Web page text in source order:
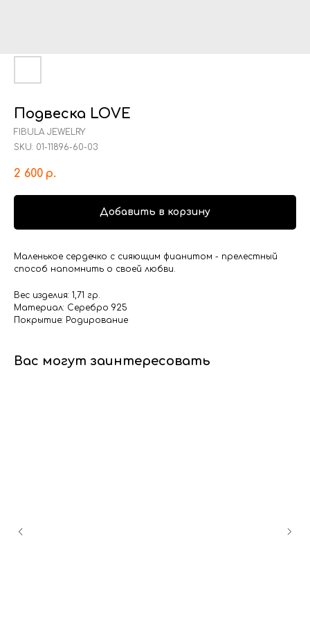
Подвеска LOVE
FIBULA JEWELRY
SKU: 01-11896-60-03
2 600 р.
Добавить в корзину
Маленькое сердечко с сияющим фианитом - прелестный
способ напомнить о своей любви.
Вес изделия: 1,71 гр.
Материал: Серебро 925
Покрытие: Родирование
Вас могут заинтересовать